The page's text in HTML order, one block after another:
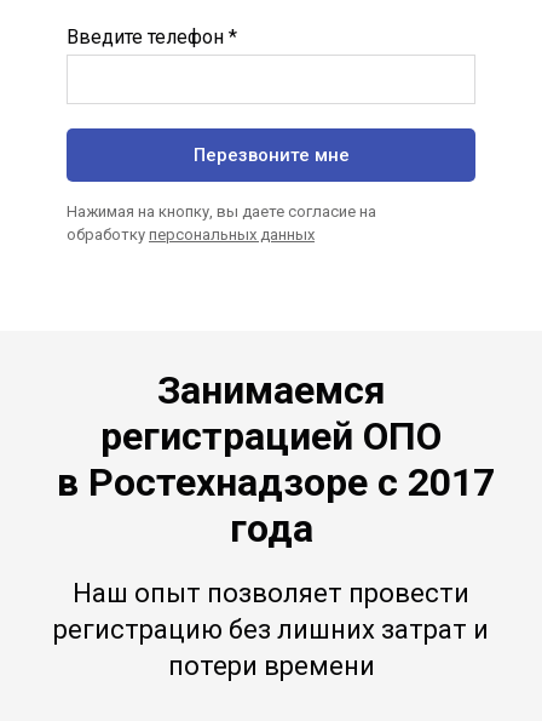
Введите телефон *
Перезвоните мне
Нажимая на кнопку, вы даете согласие на
обработку персональных данных
Занимаемся
регистрацией ОПО
в Ростехнадзоре с 2017
года
Наш опыт позволяет провести
регистрацию без лишних затрат и
потери времени